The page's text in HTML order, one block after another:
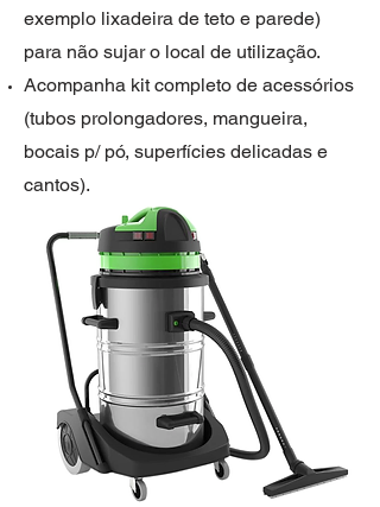
exemplo lixadeira de teto e parede)
para não sujar o local de utilização.
Acompanha kit completo de acessórios
(tubos prolongadores, mangueira,
bocais p/ pó, superfícies delicadas e
cantos).